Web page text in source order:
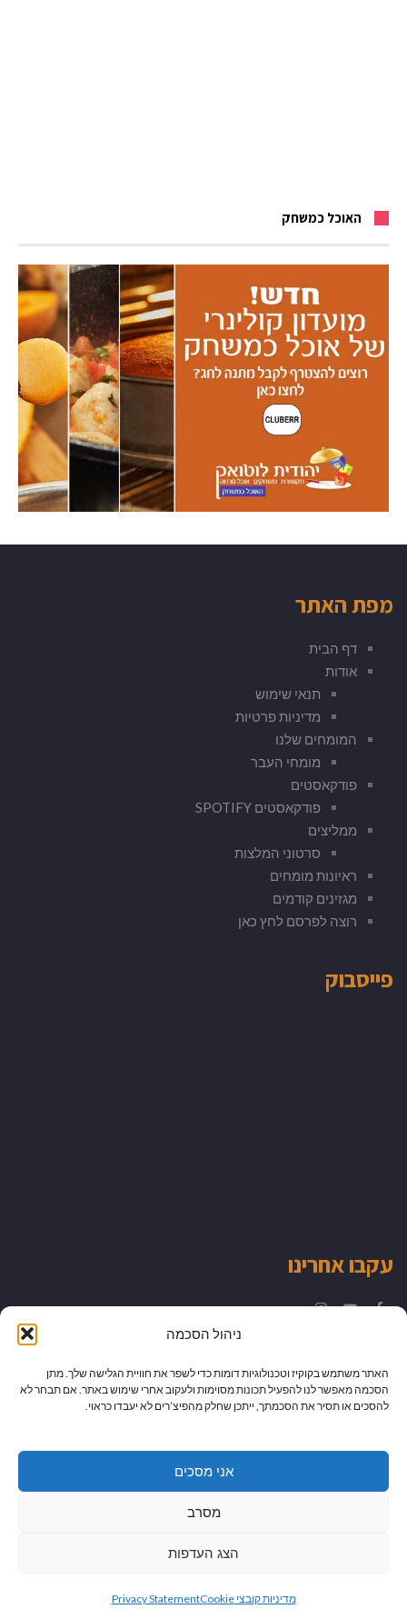
ניהול הסכמה
האתר משתמש בקוקיז וטכנולוגיות דומות כדי לשפר את חוויית הגלישה שלך. מתן
הסכמה מאפשר לנו להפעיל תכונות מסוימות ולעקוב אחרי שימוש באתר. אם תבחר לא
להסכים או תסיר את הסכמתך, ייתכן שחלק מהפיצ’רים לא יעבדו כראוי.
אני מסכים
מסרב
הצג העדפות
מדיניות קובצי Cookie Privacy Statement
האוכל כמשחק
מפת האתר
דף הבית
אודות
תנאי שימוש
מדיניות פרטיות
המומחים שלנו
מומחי העבר
פודקאסטים
פודקאסטים SPOTIFY
ממליצים
סרטוני המלצות
ראיונות מומחים
מגזינים קודמים
רוצה לפרסם לחץ כאן
פייסבוק
עקבו אחרינו
מיתוג עיצוב ובניית אתרים